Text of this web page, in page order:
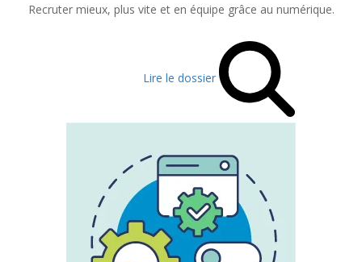
Recruter mieux, plus vite et en équipe grâce au numérique.
Lire le dossier